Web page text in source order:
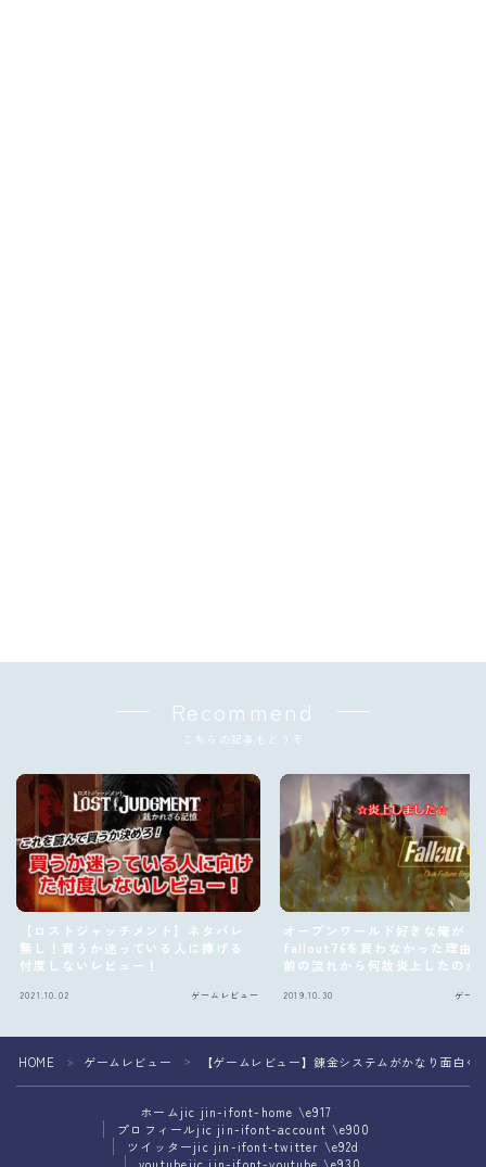
Follow Me
Recommend
こちらの記事もどうぞ
【ロストジャッチメント】ネタバレ
無し！買うか迷っている人に捧げる
忖度しないレビュー！
2021.10.02 ゲームレビュー
オープンワールド好きな俺が
fallout76を買わなかった理由
前の流れから何故炎上したのか
2019.10.30 ゲー
HOME ＞ ゲームレビュー ＞ 【ゲームレビュー】錬金システムがかなり面白
ホームjic jin-ifont-home \e917
プロフィールjic jin-ifont-account \e900
ツイッターjic jin-ifont-twitter \e92d